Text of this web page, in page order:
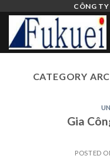
content
CÔNG
CATEGORY
Gia
POSTED